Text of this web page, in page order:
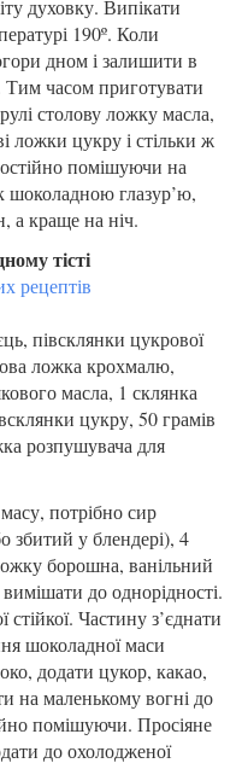
духовку. Випікати
190º. Коли
дном і залишити в
часом приготувати
столову ложку масла,
ложки цукру і стільки ж
помішуючи на
шоколадною глазур’ю,
а краще на ніч.
тісті
півсклянки цукрової
ложка крохмалю,
масла, 1 склянка
цукру, 50 грамів
розпушувача для
потрібно сир
збитий у блендері), 4
борошна, ванільний
до однорідності.
стійкої. Частину з’єднати
шоколадної маси
додати цукор, какао,
на маленькому вогні до
помішуючи. Просіяне
до охолодженої